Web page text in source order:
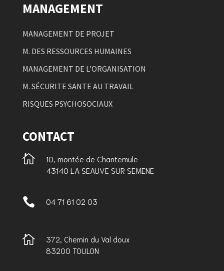
MANAGEMENT
MANAGEMENT DE PROJET
M. DES RESSOURCES HUMAINES
MANAGEMENT DE L’ORGANISATION
M. SÉCURITE SANTE AU TRAVAIL
RISQUES PSYCHOSOCIAUX
CONTACT

10, montée de Chantemule
43140 LA SEAUVE SUR SEMENE
 04 71 61 02 03

372, Chemin du Val doux
83200 TOULON